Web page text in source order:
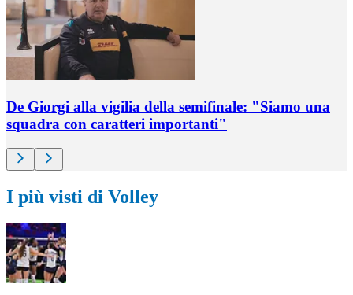
De Giorgi alla vigilia della semifinale: "Siamo una
squadra con caratteri importanti"
I più visti di Volley